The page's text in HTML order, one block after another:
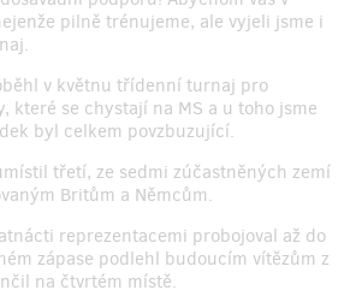
pilně trénujeme, ale vyjeli jsme i
v květnu třídenní turnaj pro
které se chystají na MS a u toho jsme
byl celkem povzbuzující.
třetí, ze sedmi zúčastněných zemí
Britům a Němcům.
reprezentacemi probojoval až do
zápase podlehl budoucím vítězům z
na čtvrtém místě.